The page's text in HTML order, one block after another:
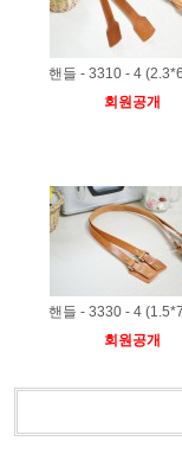
핸들 - 3310 - 4
회원공개
핸들 - 3330 - 4
회원공개